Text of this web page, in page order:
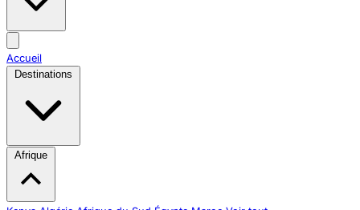
Accueil
Destinations
Afrique